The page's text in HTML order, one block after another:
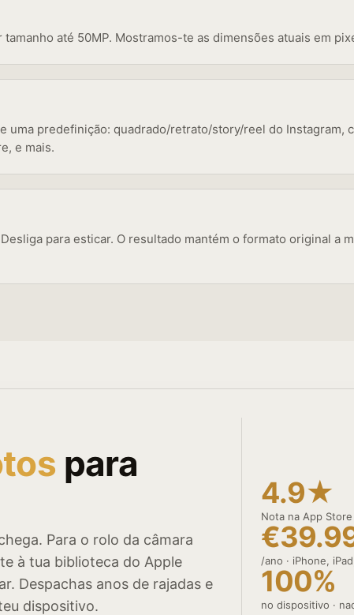
tamanho até 50MP. Mostramos-te as dimensões atuais em
uma predefinição: quadrado/retrato/story/reel do Instagram,
e mais.
para esticar. O resultado mantém o formato original a
para
Para o rolo da câmara
à tua biblioteca do Apple
Despachas anos de rajadas e
dispositivo.
4.9★
Nota na App Store
/ano · iPhone,
100%
no dispositivo ·